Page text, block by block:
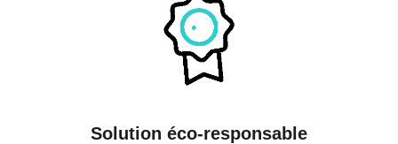
Solution éco-responsable